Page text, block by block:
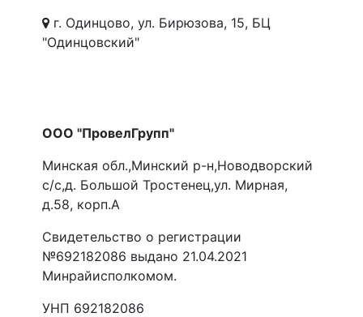
г. Одинцово, ул. Бирюзова, 15, БЦ
"Одинцовский"
ООО "ПровелГрупп"
Минская обл.,Минский р-н,Новодворский
с/с,д. Большой Тростенец,ул. Мирная,
д.58, корп.А
Свидетельство о регистрации
№692182086 выдано 21.04.2021
Минрайисполкомом.
УНП 692182086